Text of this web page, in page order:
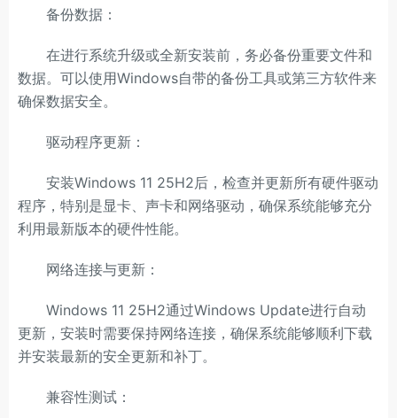
备份数据：
在进行系统升级或全新安装前，务必备份重要文件和
数据。可以使用Windows自带的备份工具或第三方软件来
确保数据安全。
驱动程序更新：
安装Windows 11 25H2后，检查并更新所有硬件驱动
程序，特别是显卡、声卡和网络驱动，确保系统能够充分
利用最新版本的硬件性能。
网络连接与更新：
Windows 11 25H2通过Windows Update进行自动
更新，安装时需要保持网络连接，确保系统能够顺利下载
并安装最新的安全更新和补丁。
兼容性测试：